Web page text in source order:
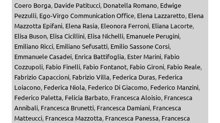
Coero Borga, Davide Patitucci, Donatella Romano, Edwige
Pezzulli, Ego-Virgo Communication Office, Elena Lazzaretto, Elena
Mazzotta Epifani, Elena Rasia, Eleonora Ferroni, Eliana Lacorte,
Elisa Buson, Elisa Cicillini, Elisa Nichelli, Emanuele Perugini,
Emiliano Ricci, Emiliano Sefusatti, Emilio Sassone Corsi,
Emmanuele Casadei, Enrica Battifoglia, Ester Marini, Fabio
Cozzupoli, Fabio Finelli, Fabio Fontanot, Fabio Gironi, Fabio Reale,
Fabrizio Capaccioni, Fabrizio Villa, Federica Duras, Federica
Loiacono, Federica Niola, Federico Di Giacomo, Federico Manzini,
Federico Paletta, Felicia Barbato, Francesca Aloisio, Francesca
Annibali, Francesca Brunetti, Francesca Damiani, Francesca
Matteucci, Francesca Mazzotta, Francesca Panessa, Francesca